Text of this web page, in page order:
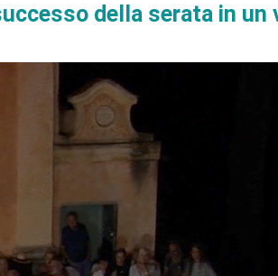
della serata in un